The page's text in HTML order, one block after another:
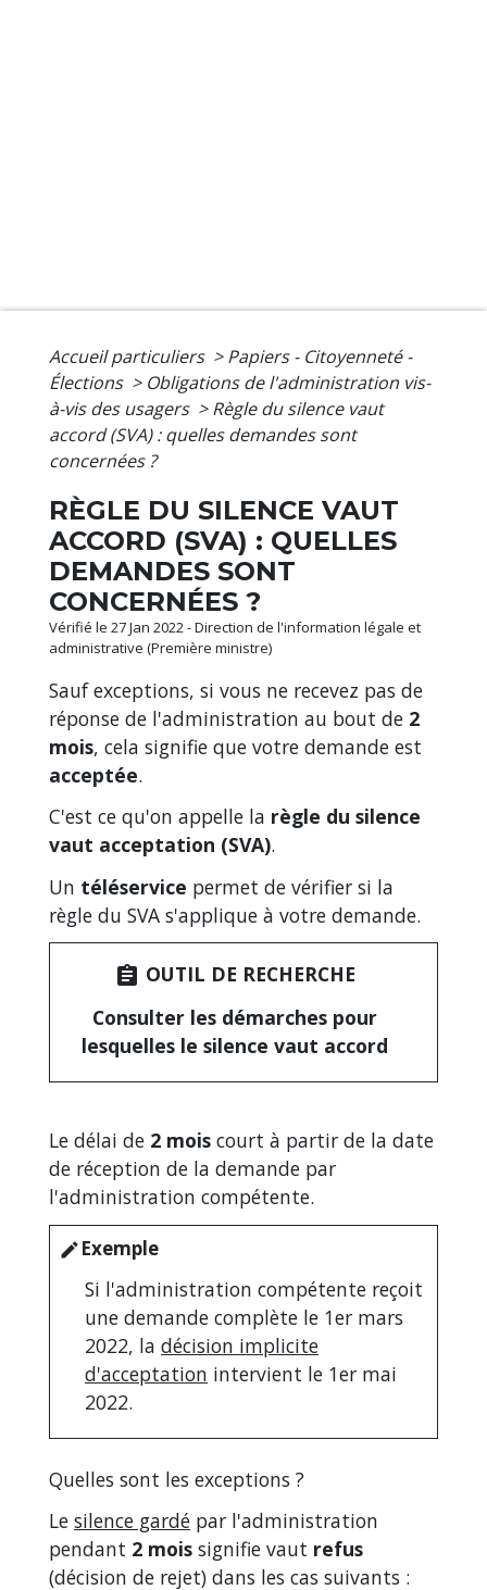
Accueil particuliers > Papiers - Citoyenneté -
Élections > Obligations de l'administration vis-
à-vis des usagers > Règle du silence vaut
accord (SVA) : quelles demandes sont
concernées ?
RÈGLE DU SILENCE VAUT
ACCORD (SVA) : QUELLES
DEMANDES SONT
CONCERNÉES ?
Vérifié le 27 Jan 2022 - Direction de l'information légale et
administrative (Première ministre)
Sauf exceptions, si vous ne recevez pas de
réponse de l'administration au bout de 2
mois, cela signifie que votre demande est
acceptée.
C'est ce qu'on appelle la règle du silence
vaut acceptation (SVA).
Un téléservice permet de vérifier si la
règle du SVA s'applique à votre demande.
assignment OUTIL DE RECHERCHE
Consulter les démarches pour
lesquelles le silence vaut accord
Le délai de 2 mois court à partir de la date
de réception de la demande par
l'administration compétente.
edit Exemple
Si l'administration compétente reçoit
une demande complète le 1er mars
2022, la décision implicite
d'acceptation intervient le 1er mai
2022.
Quelles sont les exceptions ?
Le silence gardé par l'administration
pendant 2 mois signifie vaut refus
(décision de rejet) dans les cas suivants :